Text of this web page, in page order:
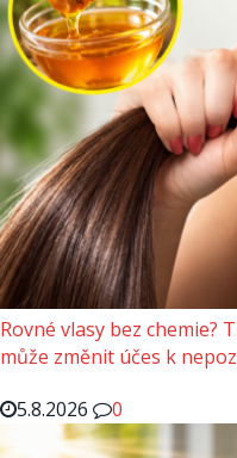
Rovné vlasy bez chemie?
může změnit účes k
5.8.2026
0